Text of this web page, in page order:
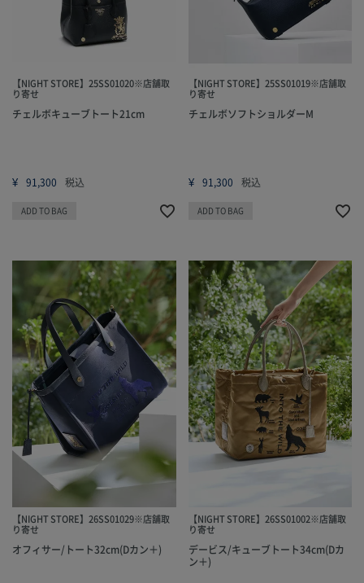
【NIGHT STORE】25SS01020※店舗取
り寄せ
チェルボキューブトート21cm
¥ 91,300 税込
ADD TO BAG
【NIGHT STORE】25SS01019※店舗取
り寄せ
チェルボソフトショルダーM
¥ 91,300 税込
ADD TO BAG
【NIGHT STORE】26SS01029※店舗取
り寄せ
オフィサー/トート32cm(Dカン＋)
【NIGHT STORE】26SS01002※店舗取
り寄せ
デービス/キューブトート34cm(Dカ
ン＋)